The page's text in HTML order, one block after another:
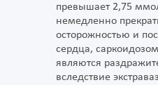
превышает 2,75
немедленно
осторожностью и
сердца,
являются
вследствие